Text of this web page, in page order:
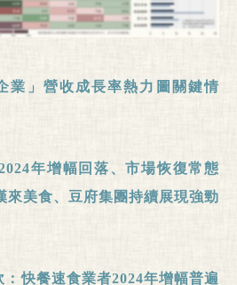
業」營收成長率熱力圖關鍵情
年增幅回落、市場恢復常態
來美食、豆府集團持續展現強勁
：快餐速食業者2024年增幅普遍